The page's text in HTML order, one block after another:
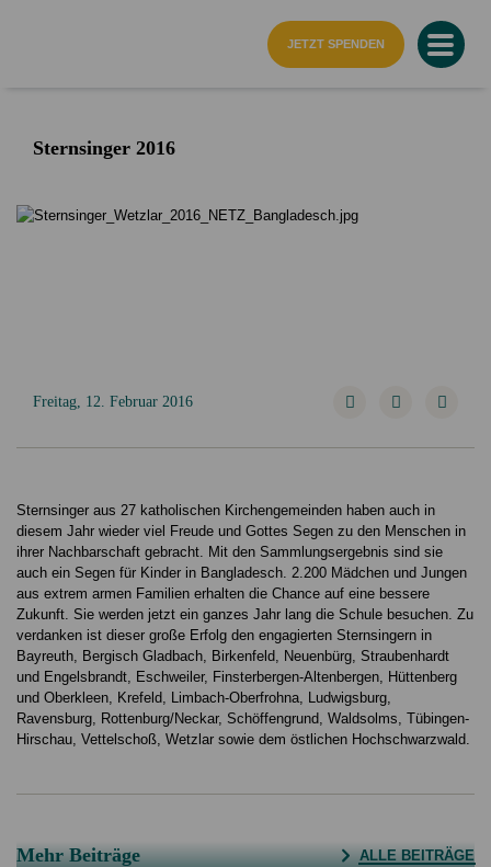
JETZT SPENDEN
Sternsinger 2016
Freitag, 12. Februar 2016
Sternsinger aus 27 katholischen Kirchengemeinden haben auch in
diesem Jahr wieder viel Freude und Gottes Segen zu den Menschen in
ihrer Nachbarschaft gebracht. Mit den Sammlungsergebnis sind sie
auch ein Segen für Kinder in Bangladesch. 2.200 Mädchen und Jungen
aus extrem armen Familien erhalten die Chance auf eine bessere
Zukunft. Sie werden jetzt ein ganzes Jahr lang die Schule besuchen. Zu
verdanken ist dieser große Erfolg den engagierten Sternsingern in
Bayreuth, Bergisch Gladbach, Birkenfeld, Neuenbürg, Straubenhardt
und Engelsbrandt, Eschweiler, Finsterbergen-Altenbergen, Hüttenberg
und Oberkleen, Krefeld, Limbach-Oberfrohna, Ludwigsburg,
Ravensburg, Rottenburg/Neckar, Schöffengrund, Waldsolms, Tübingen-
Hirschau, Vettelschoß, Wetzlar sowie dem östlichen Hochschwarzwald.
Mehr Beiträge ALLE BEITRÄGE